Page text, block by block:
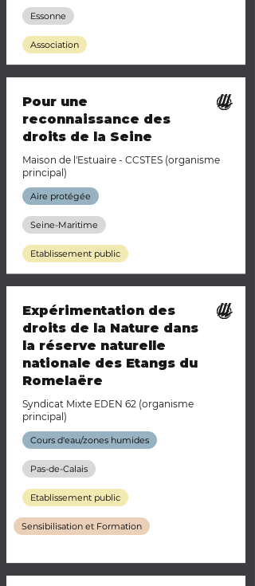
Essonne
Association
Pour une
reconnaissance des
droits de la Seine
Maison de l'Estuaire - CCSTES (organisme
principal)
Aire protégée
Seine-Maritime
Etablissement public
Expérimentation des
droits de la Nature dans
la réserve naturelle
nationale des Etangs du
Romelaëre
Syndicat Mixte EDEN 62 (organisme
principal)
Cours d'eau/zones humides
Pas-de-Calais
Etablissement public
Sensibilisation et Formation